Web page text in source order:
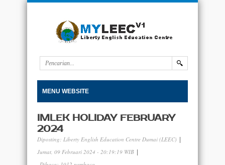
MENU WEBSITE
IMLEK HOLIDAY FEBRUARY
2024
Diposting: Liberty English Education Centre Dumai (LEEC)
Jumat, 09 Februari 2024 - 20:19:19 WIB